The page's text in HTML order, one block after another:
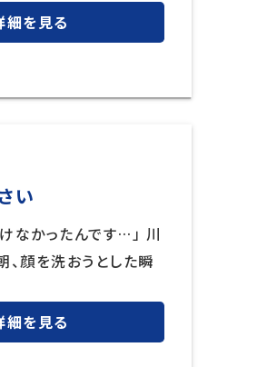
細を見る
い
なかったんです…」 川
、顔を洗おうとした瞬
細を見る